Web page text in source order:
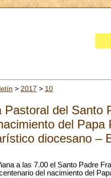
> 2017 > 10
Pastoral del Santo
del Papa
diocesano –
a las 7.00 el Santo Padre
del nacimiento del